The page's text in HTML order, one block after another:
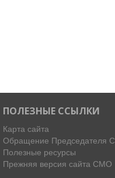
ПОЛЕЗНЫЕ ССЫЛКИ
Карта сайта
Обращение Председателя
Полезные ресурсы
Прежняя версия сайта СМО